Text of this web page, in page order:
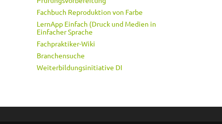
Fachbuch Reproduktion von Farbe
LernApp Einfach (Druck und Medien in
Einfacher Sprache
Fachpraktiker-Wiki
Branchensuche
Weiterbildungsinitiative DI